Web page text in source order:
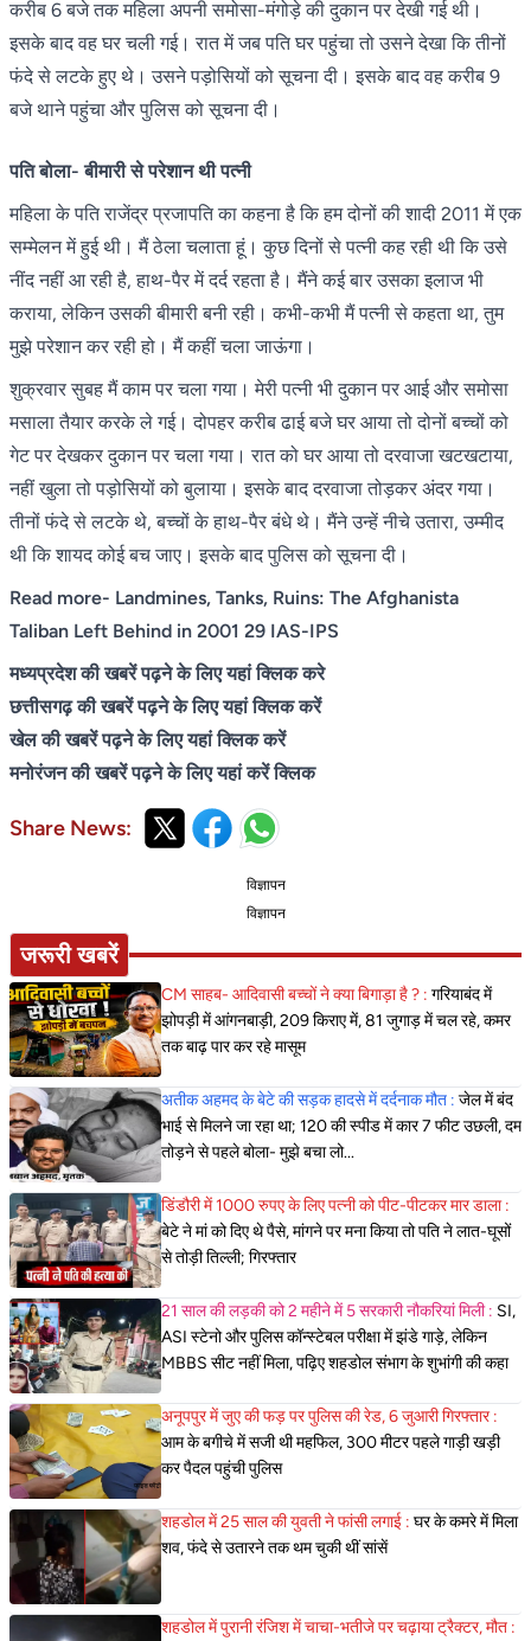
करीब 6 बजे तक महिला अपनी समोसा-मंगोड़े की दुकान पर देखी गई थी।
इसके बाद वह घर चली गई। रात में जब पति घर पहुंचा तो उसने देखा कि तीनों
फंदे से लटके हुए थे। उसने पड़ोसियों को सूचना दी। इसके बाद वह करीब 9
बजे थाने पहुंचा और पुलिस को सूचना दी।
पति बोला- बीमारी से परेशान थी पत्नी
महिला के पति राजेंद्र प्रजापति का कहना है कि हम दोनों की शादी 2011 में एक
सम्मेलन में हुई थी। मैं ठेला चलाता हूं। कुछ दिनों से पत्नी कह रही थी कि उसे
नींद नहीं आ रही है, हाथ-पैर में दर्द रहता है। मैंने कई बार उसका इलाज भी
कराया, लेकिन उसकी बीमारी बनी रही। कभी-कभी मैं पत्नी से कहता था, तुम
मुझे परेशान कर रही हो। मैं कहीं चला जाऊंगा।
शुक्रवार सुबह मैं काम पर चला गया। मेरी पत्नी भी दुकान पर आई और समोसा
मसाला तैयार करके ले गई। दोपहर करीब ढाई बजे घर आया तो दोनों बच्चों को
गेट पर देखकर दुकान पर चला गया। रात को घर आया तो दरवाजा खटखटाया,
नहीं खुला तो पड़ोसियों को बुलाया। इसके बाद दरवाजा तोड़कर अंदर गया।
तीनों फंदे से लटके थे, बच्चों के हाथ-पैर बंधे थे। मैंने उन्हें नीचे उतारा, उम्मीद
थी कि शायद कोई बच जाए। इसके बाद पुलिस को सूचना दी।
Read more- Landmines, Tanks, Ruins: The Afghanista
Taliban Left Behind in 2001 29 IAS-IPS
मध्यप्रदेश की खबरें पढ़ने के लिए यहां क्लिक करे
छत्तीसगढ़ की खबरें पढ़ने के लिए यहां क्लिक करें
खेल की खबरें पढ़ने के लिए यहां क्लिक करें
मनोरंजन की खबरें पढ़ने के लिए यहां करें क्लिक
Share News:
विज्ञापन
विज्ञापन
जरूरी खबरें
CM साहब- आदिवासी बच्चों ने क्या बिगाड़ा है ? : गरियाबंद में
झोपड़ी में आंगनबाड़ी, 209 किराए में, 81 जुगाड़ में चल रहे, कमर
तक बाढ़ पार कर रहे मासूम
अतीक अहमद के बेटे की सड़क हादसे में दर्दनाक मौत : जेल में बंद
भाई से मिलने जा रहा था; 120 की स्पीड में कार 7 फीट उछली, दम
तोड़ने से पहले बोला- मुझे बचा लो...
डिंडौरी में 1000 रुपए के लिए पत्नी को पीट-पीटकर मार डाला :
बेटे ने मां को दिए थे पैसे, मांगने पर मना किया तो पति ने लात-घूसों
से तोड़ी तिल्ली; गिरफ्तार
21 साल की लड़की को 2 महीने में 5 सरकारी नौकरियां मिली : SI,
ASI स्टेनो और पुलिस कॉन्स्टेबल परीक्षा में झंडे गाड़े, लेकिन
MBBS सीट नहीं मिला, पढ़िए शहडोल संभाग के शुभांगी की कहा
अनूपपुर में जुए की फड़ पर पुलिस की रेड, 6 जुआरी गिरफ्तार :
आम के बगीचे में सजी थी महफिल, 300 मीटर पहले गाड़ी खड़ी
कर पैदल पहुंची पुलिस
शहडोल में 25 साल की युवती ने फांसी लगाई : घर के कमरे में मिला
शव, फंदे से उतारने तक थम चुकी थीं सांसें
शहडोल में पुरानी रंजिश में चाचा-भतीजे पर चढ़ाया ट्रैक्टर, मौत :